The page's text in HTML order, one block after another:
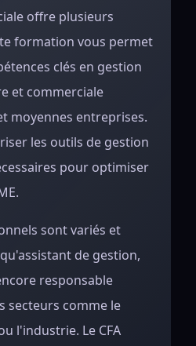
offre plusieurs
formation vous permet
clés en gestion
et commerciale
moyennes entreprises.
les outils de gestion
pour optimiser
sont variés et
de gestion,
responsable
secteurs comme le
l'industrie. Le CFA